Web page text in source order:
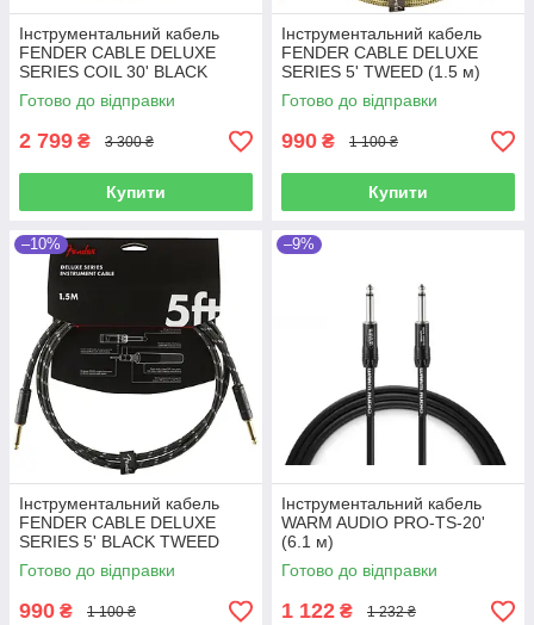
Інструментальний кабель
FENDER CABLE DELUXE
SERIES COIL 30' BLACK
TWEED
Готово до відправки
2 799 ₴ 3 300 ₴
Купити
Інструментальний кабель
FENDER CABLE DELUXE
SERIES 5' TWEED (1.5 м)
Готово до відправки
990 ₴ 1 100 ₴
Купити
–10%
Інструментальний кабель
FENDER CABLE DELUXE
SERIES 5' BLACK TWEED
Готово до відправки
990 ₴ 1 100 ₴
–9%
Інструментальний кабель
WARM AUDIO PRO-TS-20'
(6.1 м)
Готово до відправки
1 122 ₴ 1 232 ₴